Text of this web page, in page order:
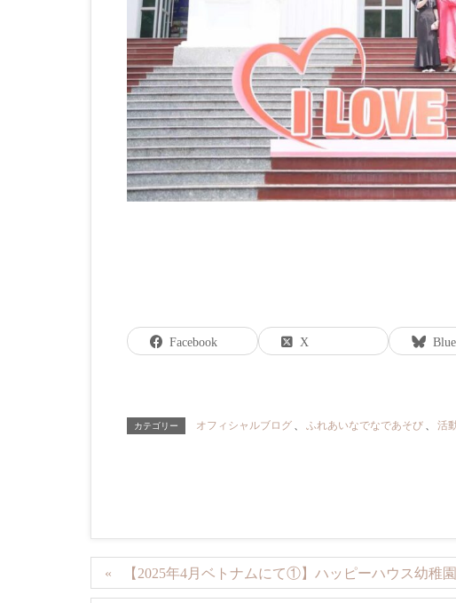
Facebook X
カテゴリー オフィシャルブログ ふれあいなでなであそび 活
【2025年4月ベトナムにて①】ハッピーハウス幼稚